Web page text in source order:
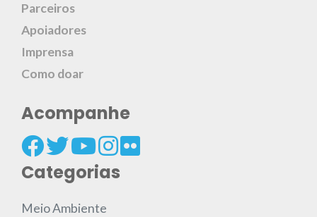
Parceiros
Apoiadores
Imprensa
Como doar
Acompanhe
Categorias
Meio Ambiente